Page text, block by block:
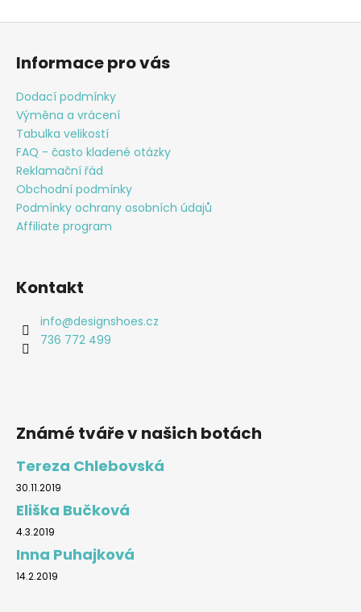
Informace pro vás
Dodací podmínky
Výměna a vrácení
Tabulka velikostí
FAQ - často kladené otázky
Reklamační řád
Obchodní podmínky
Podmínky ochrany osobních údajů
Affiliate program
Kontakt
info@designshoes.cz
736 772 499
Známé tváře v našich botách
Tereza Chlebovská
30.11.2019
Eliška Bučková
4.3.2019
Inna Puhajková
14.2.2019